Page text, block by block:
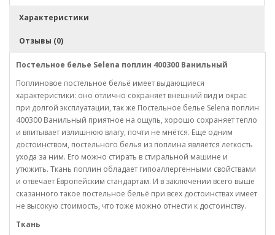
Характеристики
Отзывы (0)
Постельное белье Selena поплин 400300 Ванильный
Поплиновое постельное бельё имеет выдающиеся
характеристики: оно отлично сохраняет внешний вид и окрас
при долгой эксплуатации, так же Постельное белье Selena поплин
400300 Ванильный приятное на ощупь, хорошо сохраняет тепло
и впитывает излишнюю влагу, почти не мнётся. Еще одним
достоинством, постельного белья из поплина является легкость
ухода за ним. Его можно стирать в стиральной машине и
утюжить. Ткань поплин обладает гипоаллергенными свойствами
и отвечает Европейским стандартам. И в заключении всего выше
сказанного такое постельное бельё при всех достоинствах имеет
не высокую стоимость, что тоже можно отнести к достоинству.
Ткань